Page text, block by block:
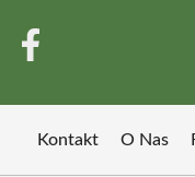
Kontakt O Nas